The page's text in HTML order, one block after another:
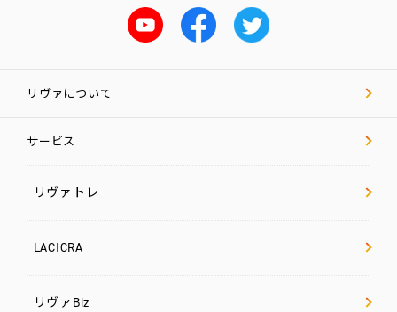
リヴァについて
サービス
リヴァトレ
LACICRA
リヴァBiz